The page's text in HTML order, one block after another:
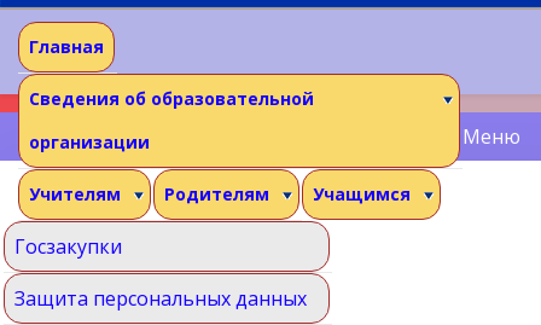
Главная
Сведения об образовательной
организации
Учителям Родителям Учащимся
Меню
Госзакупки
Защита персональных данных